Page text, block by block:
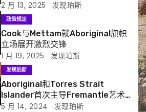
2 月 13, 2025 发现珀斯
政策规定
Cook与Mettam就Aboriginal旗帜
立场展开激烈交锋
1 月 19, 2025 发现珀斯
发现珀斯
Aboriginal和Torres Strait
Islander首次主导Fremantle艺术
展
5 月 14, 2024 发现珀斯